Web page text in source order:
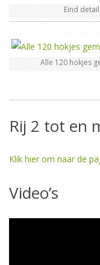
Eind detail
Alle 120 hokjes
Rij 2 tot en
Klik hier om naar de
Video’s